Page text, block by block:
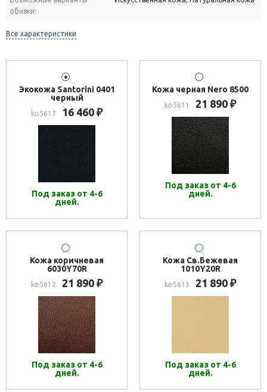
обивки:
Все характеристики
Экокожа Santorini 0401
черный
ko5617 16 460 ₽
Под заказ от 4-6
дней.
Кожа черная Nero 8500
ko5611 21 890 ₽
Под заказ от 4-6
дней.
Кожа коричневая
6030Y70R
ko5612 21 890 ₽
Под заказ от 4-6
дней.
Кожа Св.Бежевая
1010Y20R
ko5613 21 890 ₽
Под заказ от 4-6
дней.